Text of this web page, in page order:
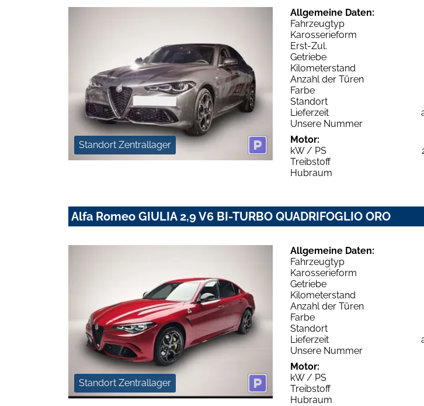
Standort Zentrallager
Allgemeine Daten:
Fahrzeugtyp
Karosserieform
Erst-Zul.
Getriebe
Kilometerstand
Anzahl der Türen
Farbe
Standort
Lieferzeit
Unsere Nummer
Motor:
kW / PS
Treibstoff
Hubraum
Alfa Romeo GIULIA 2,9 V6 BI-TURBO QUADRIFOGLIO ORO
Standort Zentrallager
Allgemeine Daten:
Fahrzeugtyp
Karosserieform
Getriebe
Kilometerstand
Anzahl der Türen
Farbe
Standort
Lieferzeit
Unsere Nummer
Motor:
kW / PS
Treibstoff
Hubraum